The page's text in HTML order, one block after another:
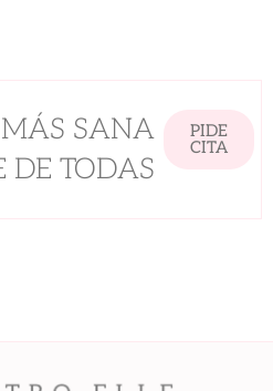
SANA
DE TODAS
PIDE
CITA